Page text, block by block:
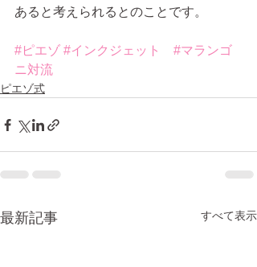
あると考えられるとのことです。
#ピエゾ #インクジェット
#マランゴ
ニ対流
ピエゾ式
最新記事 すべて表示